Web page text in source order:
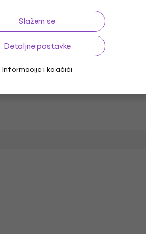
Slažem se
Detaljne postavke
Informacije i kolačići
DI izlaz